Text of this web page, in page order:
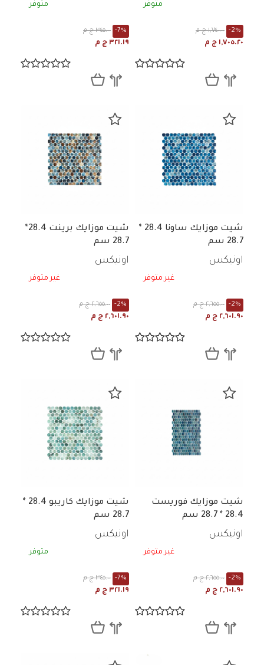
متوفر
١,٧٤٠.٠٠ ج م -2%
١,٧٠٥.٢٠ ج م
متوفر
٣٤٥.٠٠ ج م -7%
٣٢١.١٩ ج م
شيت موزايك ساونا 28.4 *
28.7 سم
اونيكس
غير متوفر
٢,٦٥٥.٠٠ ج م -2%
٢,٦٠١.٩٠ ج م
شيت موزايك برينت 28.4*
28.7 سم
اونيكس
غير متوفر
٢,٦٥٥.٠٠ ج م -2%
٢,٦٠١.٩٠ ج م
شيت موزايك فوريست
28.4 * 28.7 سم
اونيكس
غير متوفر
٢,٦٥٥.٠٠ ج م -2%
٢,٦٠١.٩٠ ج م
شيت موزايك كاريبو 28.4 *
28.7 سم
اونيكس
متوفر
٣٤٥.٠٠ ج م -7%
٣٢١.١٩ ج م